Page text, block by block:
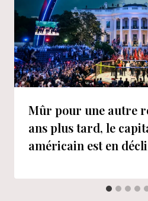
Mûr pour une autre
ans plus tard, le
américain est en